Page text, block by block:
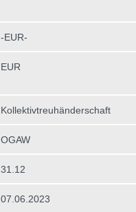
-EUR-
EUR
Kollektivtreuhän­derschaft
OGAW
31.12
07.06.2023